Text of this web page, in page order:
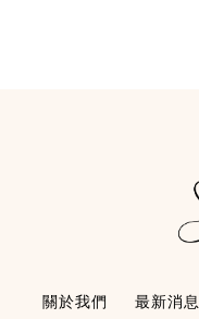
關於我們 最新消息